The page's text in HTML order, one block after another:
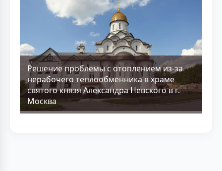
Решение проблемы с отоплением из-за
нерабочего теплообменника в храме
святого князя Александра Невского в г.
Москва